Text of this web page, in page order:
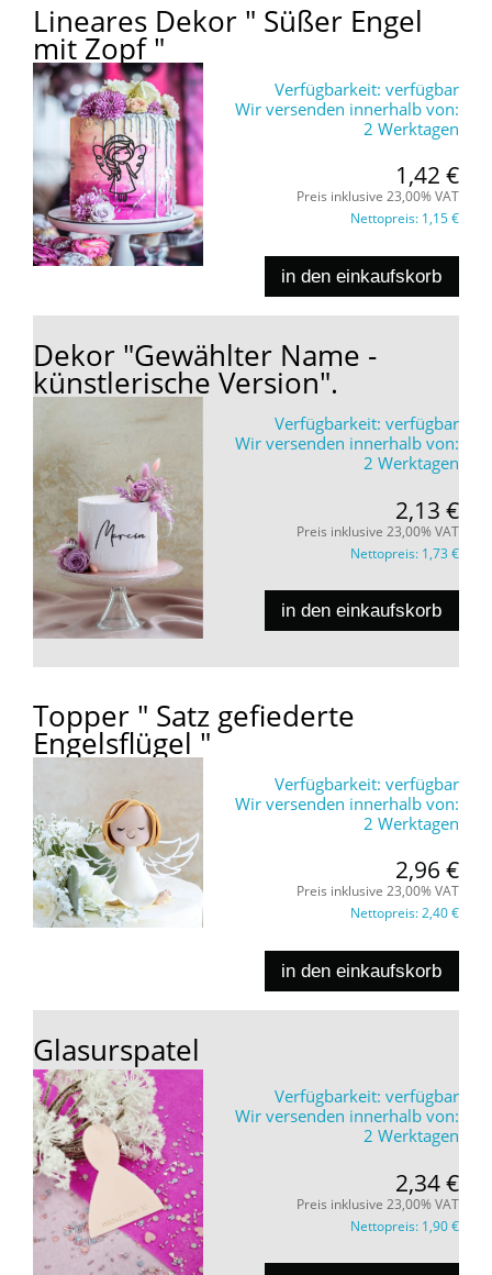
Lineares Dekor " Süßer Engel
mit Zopf "
Verfügbarkeit: verfügbar
Wir versenden innerhalb von:
2 Werktagen
1,42 €
Preis inklusive 23,00% VAT
Nettopreis: 1,15 €
in den einkaufskorb
Dekor "Gewählter Name -
künstlerische Version".
Verfügbarkeit: verfügbar
Wir versenden innerhalb von:
2 Werktagen
2,13 €
Preis inklusive 23,00% VAT
Nettopreis: 1,73 €
in den einkaufskorb
Topper " Satz gefiederte
Engelsflügel "
Verfügbarkeit: verfügbar
Wir versenden innerhalb von:
2 Werktagen
2,96 €
Preis inklusive 23,00% VAT
Nettopreis:2,40 €
in den einkaufskorb
Glasurspatel
Verfügbarkeit: verfügbar
Wir versenden innerhalb von:
2 Werktagen
2,34 €
Preis inklusive 23,00% VAT
Nettopreis: 1,90 €